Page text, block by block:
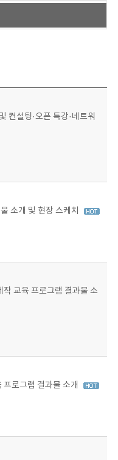
컨설팅·오픈 특강·네트워
소개 및 현장 스케치
교육 프로그램 결과물 소
로그램 결과물 소개